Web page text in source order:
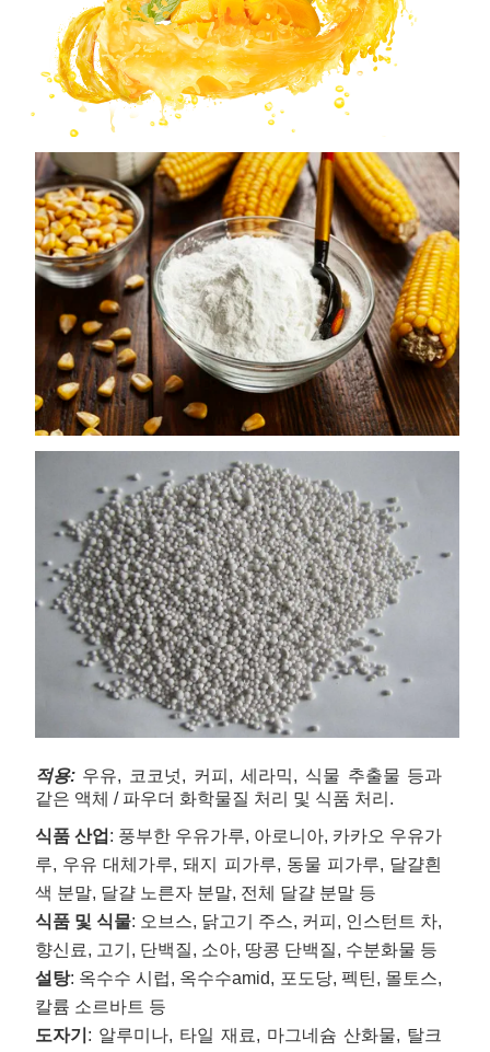
적용: 우유, 코코넛, 커피, 세라믹, 식물 추출물 등과
같은 액체 / 파우더 화학물질 처리 및 식품 처리.
식품 산업 : 풍부한 우유가루, 아로니아, 카카오 우유가
루, 우유 대체가루, 돼지 피가루, 동물 피가루, 달걀흰
색 분말, 달걀 노른자 분말, 전체 달걀 분말 등
식품 및 식물: 오브스, 닭고기 주스, 커피, 인스턴트 차,
향신료, 고기, 단백질, 소아, 땅콩 단백질, 수분화물 등
설탕: 옥수수 시럽, 옥수수amid, 포도당, 펙틴, 몰토스,
칼륨 소르바트 등
도자기 : 알루미나, 타일 재료, 마그네슘 산화물, 탈크